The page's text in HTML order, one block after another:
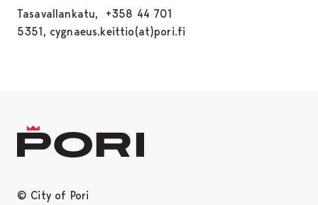
Tasavallankatu, +358 44 701
5351, cygnaeus.keittio(at)pori.fi
© City of Pori